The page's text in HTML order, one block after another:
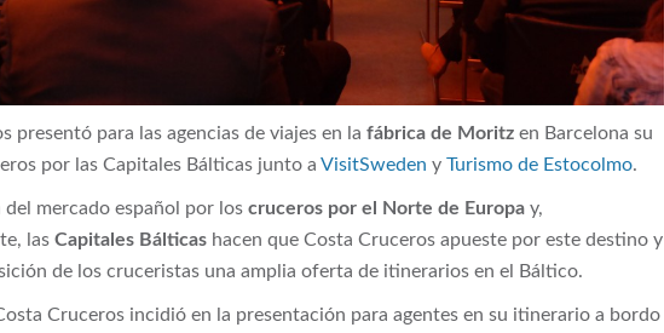
presentó para las agencias de viajes en la fábrica de Moritz en Barcelona su
por las Capitales Bálticas junto a VisitSweden y Turismo de Estocolmo.
del mercado español por los cruceros por el Norte de Europa y,
las Capitales Bálticas hacen que Costa Cruceros apueste por este destino y
de los cruceristas una amplia oferta de itinerarios en el Báltico.
Cruceros incidió en la presentación para agentes en su itinerario a bordo